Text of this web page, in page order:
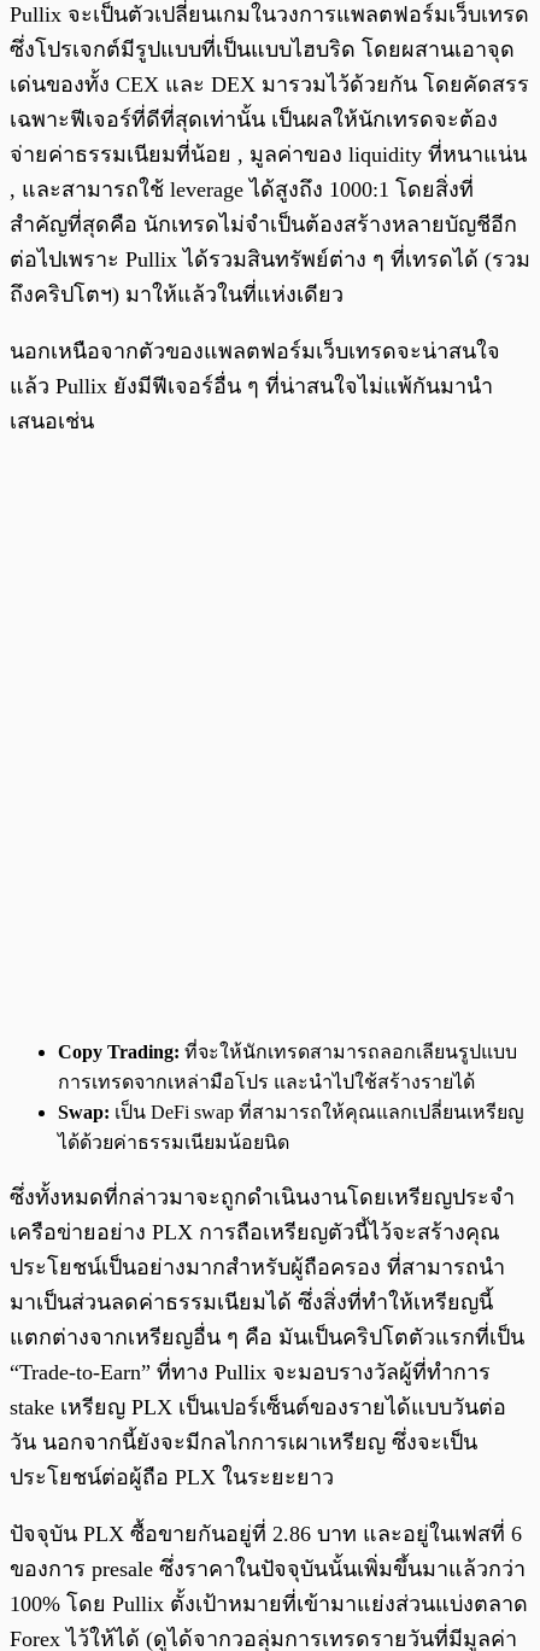
Pullix จะเป็นตัวเปลี่ยนเกมในวงการแพลตฟอร์มเว็บเทรด
ซึ่งโปรเจกต์มีรูปแบบที่เป็นแบบไฮบริด โดยผสานเอาจุด
เด่นของทั้ง CEX และ DEX มารวมไว้ด้วยกัน โดยคัดสรร
เฉพาะฟีเจอร์ที่ดีที่สุดเท่านั้น เป็นผลให้นักเทรดจะต้อง
จ่ายค่าธรรมเนียมที่น้อย , มูลค่าของ liquidity ที่หนาแน่น
, และสามารถใช้ leverage ได้สูงถึง 1000:1 โดยสิ่งที่
สำคัญที่สุดคือ นักเทรดไม่จำเป็นต้องสร้างหลายบัญชีอีก
ต่อไปเพราะ Pullix ได้รวมสินทรัพย์ต่าง ๆ ที่เทรดได้ (รวม
ถึงคริปโตฯ) มาให้แล้วในที่แห่งเดียว
นอกเหนือจากตัวของแพลตฟอร์มเว็บเทรดจะน่าสนใจ
แล้ว Pullix ยังมีฟีเจอร์อื่น ๆ ที่น่าสนใจไม่แพ้กันมานำ
เสนอเช่น
Copy Trading: ที่จะให้นักเทรดสามารถลอกเลียนรูปแบบ
การเทรดจากเหล่ามือโปร และนำไปใช้สร้างรายได้
Swap: เป็น DeFi swap ที่สามารถให้คุณแลกเปลี่ยนเหรียญ
ได้ด้วยค่าธรรมเนียมน้อยนิด
ซึ่งทั้งหมดที่กล่าวมาจะถูกดำเนินงานโดยเหรียญประจำ
เครือข่ายอย่าง PLX การถือเหรียญตัวนี้ไว้จะสร้างคุณ
ประโยชน์เป็นอย่างมากสำหรับผู้ถือครอง ที่สามารถนำ
มาเป็นส่วนลดค่าธรรมเนียมได้ ซึ่งสิ่งที่ทำให้เหรียญนี้
แตกต่างจากเหรียญอื่น ๆ คือ มันเป็นคริปโตตัวแรกที่เป็น
“Trade-to-Earn” ที่ทาง Pullix จะมอบรางวัลผู้ที่ทำการ
stake เหรียญ PLX เป็นเปอร์เซ็นต์ของรายได้แบบวันต่อ
วัน นอกจากนี้ยังจะมีกลไกการเผาเหรียญ ซึ่งจะเป็น
ประโยชน์ต่อผู้ถือ PLX ในระยะยาว
ปัจจุบัน PLX ซื้อขายกันอยู่ที่ 2.86 บาท และอยู่ในเฟสที่ 6
ของการ presale ซึ่งราคาในปัจจุบันนั้นเพิ่มขึ้นมาแล้วกว่า
100% โดย Pullix ตั้งเป้าหมายที่เข้ามาแย่งส่วนแบ่งตลาด
Forex ไว้ให้ได้ (ดูได้จากวอลุ่มการเทรดรายวันที่มีมูลค่า